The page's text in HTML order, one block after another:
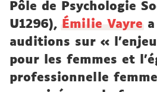
recherche
Pôle de Psychologie
U1296),
Émilie Vayre
auditions sur «
pour les femmes et
professionnelle